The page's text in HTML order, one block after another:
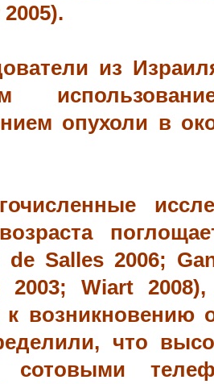
из
опухоли в
de Salles 2006;
2003; Wiart
возникновению
что
сотовыми